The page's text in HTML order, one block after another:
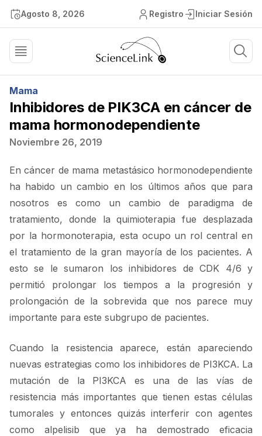
Agosto 8, 2026 Registro Iniciar Sesión
Mama
Inhibidores de PIK3CA en cáncer de
mama hormonodependiente
Noviembre 26, 2019
En cáncer de mama metastásico hormonodependiente
ha habido un cambio en los últimos años que para
nosotros es como un cambio de paradigma de
tratamiento, donde la quimioterapia fue desplazada
por la hormonoterapia, esta ocupo un rol central en
el tratamiento de la gran mayoría de los pacientes. A
esto se le sumaron los inhibidores de CDK 4/6 y
permitió prolongar los tiempos a la progresión y
prolongación de la sobrevida que nos parece muy
importante para este subgrupo de pacientes.
Cuando la resistencia aparece, están apareciendo
nuevas estrategias como los inhibidores de PI3KCA. La
mutación de la PI3KCA es una de las vías de
resistencia más importantes que tienen estas células
tumorales y entonces quizás interferir con agentes
como alpelisib que ya ha demostrado eficacia